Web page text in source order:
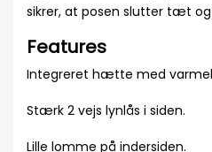
sikrer, at posen slutter tæt
Features
Integreret hætte med
Stærk 2 vejs lynlås i siden.
Lille lomme på indersiden.